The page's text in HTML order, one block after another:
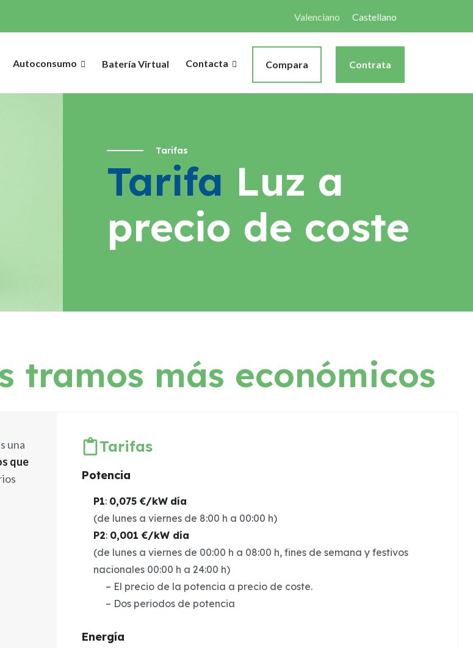
Valenciano Castellano
Autoconsumo Batería Virtual Contacta Compara Contrata
Tarifas
Tarifa Luz a
precio de coste
tramos más económicos
una
que
Tarifas
Potencia
P1: 0,075 €/kW día
(de lunes a viernes de 8:00 h a 00:00 h)
P2: 0,001 €/kW día
(de lunes a viernes de 00:00 h a 08:00 h, fines de semana y festivos
nacionales 00:00 h a 24:00 h)
– El precio de la potencia a precio de coste.
– Dos periodos de potencia
Energía